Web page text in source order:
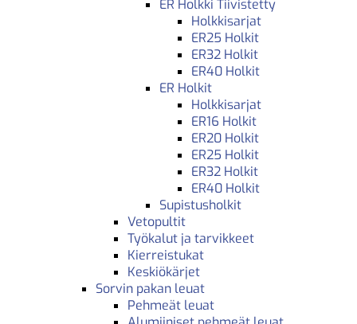
ER Holkki Tiivistetty
Holkkisarjat
ER25 Holkit
ER32 Holkit
ER40 Holkit
ER Holkit
Holkkisarjat
ER16 Holkit
ER20 Holkit
ER25 Holkit
ER32 Holkit
ER40 Holkit
Supistusholkit
Vetopultit
Työkalut ja tarvikkeet
Kierreistukat
Keskiökärjet
Sorvin pakan leuat
Pehmeät leuat